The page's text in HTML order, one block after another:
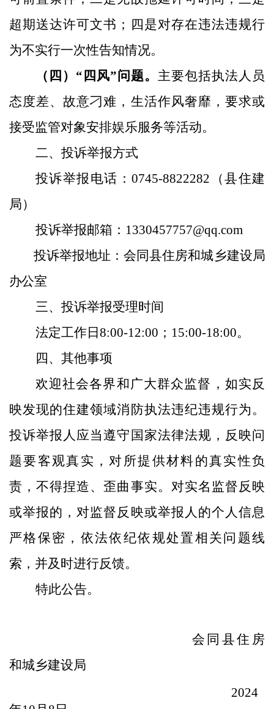
超期送达许可文书；四是对存在违法违规行
为不实行一次性告知情况。
（四） “ 四风”问题。 主要包括执法人员
态度差、故意刁难，生活作风奢靡，要求或
接受监管对象安排娱乐服务等活动。
二、投诉举报方式
投诉举报电话：0745-8822282 （县住建
局）
投诉举报邮箱： 1330457757@qq.com
投诉举报地址：会同县住房和城乡建设局
办公室
三、 投诉举报受理时间
法定工作日 8:00-12:00 ； 15:00-18:00。
四、 其他事项
欢迎社会各界和广大群众监督，如实反
映发现的住建领域消防执法违纪违规行为。
投诉举报人应当遵守国家法律法规，反映问
题要客观真实，对所提供材料的真实性负
责，不得捏造、歪曲事实。对实名监督反映
或举报的，对监督反映或举报人的个人信息
严格保密，依法依纪依规处置相关问题线
索，并及时进行反馈。
特此公告。
会同县住房
和城乡建设局
2024